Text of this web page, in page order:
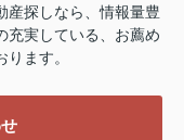
産探しなら、情報量豊
充実している、お薦め
ます。